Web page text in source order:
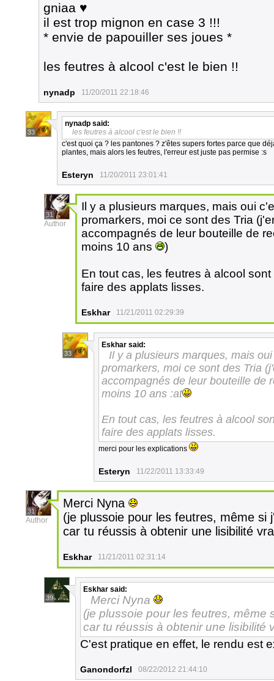
gniaa ♥
il est trop mignon en case 3 !!!
* envie de papouiller ses joues *
les feutres à alcool c'est le bien !!
nynadp 11/20/2011 22:18:46
33
nynadp said:
les feutres à alcool c'est le bien !!
c'est quoi ça ? les pantones ? z'êtes supers fortes parce que
plantes, mais alors les feutres, l'erreur est juste pas permise :s
Esteryn 11/20/2011 23:01:41
31
Author
Il y a plusieurs marques, mais oui
promarkers, moi ce sont des Tria
accompagnés de leur bouteille de
moins 10 ans
)
En tout cas, les feutres à alcool
faire des applats lisses.
Eskhar 11/21/2011 02:29:39
33
Eskhar said:
Il y a plusieurs marques, mais
promarkers, moi ce sont des Tria
accompagnés de leur bouteille de
moins 10 ans :at
En tout cas, les feutres à alcool
faire des applats lisses.
merci pour les explications
Esteryn 11/22/2011 13:33:49
31
Author
Merci Nyna
(je plussoie pour les feutres, même si
car tu réussis à obtenir une lisibilité
Eskhar 11/21/2011 02:31:14
39
Eskhar said:
Merci Nyna
(je plussoie pour les feutres, même
car tu réussis à obtenir une lisibilité
C'est pratique en effet, le rendu est
Ganondorfzl 08/22/2012 21:44:10